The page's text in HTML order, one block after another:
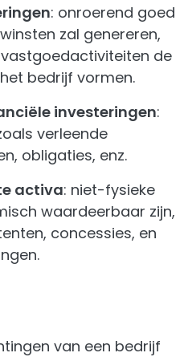
: onroerend goed
zal genereren,
de
bedrijf vormen.
investeringen:
verleende
obligaties, enz.
activa: niet-fysieke
waardeerbaar zijn,
concessies, en
van een bedrijf